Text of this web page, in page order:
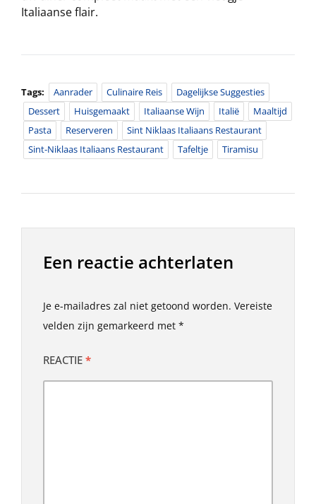
Italiaanse flair.
Tags: Aanrader Culinaire Reis
Dagelijkse Suggesties
Dessert
Huisgemaakt Italiaanse Wijn Italië
Maaltijd
Pasta
Reserveren
Sint Niklaas Italiaans Restaurant
Sint-Niklaas Italiaans Restaurant
Tafeltje Tiramisu
Een reactie achterlaten
Je e-mailadres zal niet getoond worden. Vereiste
velden zijn gemarkeerd met *
REACTIE *